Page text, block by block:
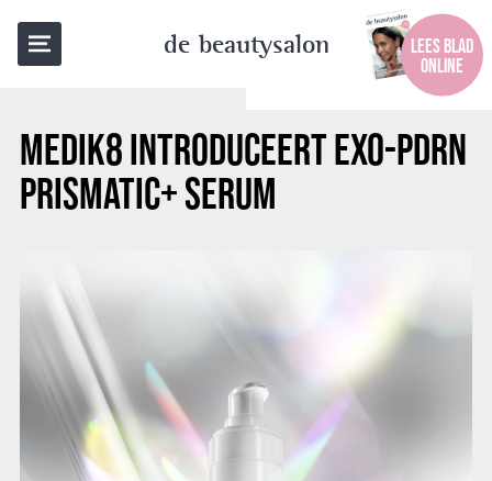
de beautysalon
LEES BLAD
ONLINE
MEDIK8 INTRODUCEERT EXO-PDRN
PRISMATIC+ SERUM
TERUG NAAR OVERZICHT